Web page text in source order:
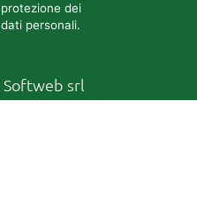
protezione dei
dati personali.
Softweb srl